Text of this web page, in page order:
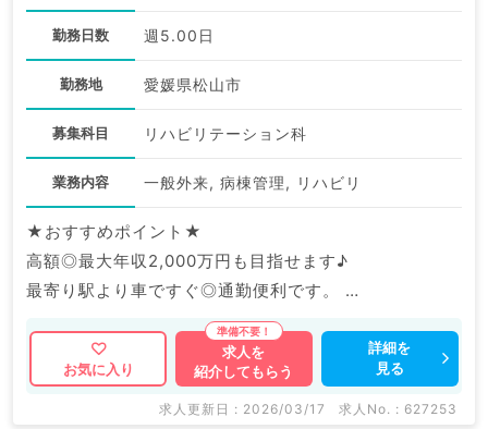
勤務日数 週5.00日
勤務地 愛媛県松山市
募集科目 リハビリテーション科
業務内容 一般外来, 病棟管理, リハビリ
★おすすめポイント★
高額◎最大年収2,000万円も目指せます♪
最寄り駅より車ですぐ◎通勤便利です。
マイナビDOCTORでは病院やクリニックなどの医療機
関求人はもちろんのこと、
掲載情報以外にも産業医等の企業系求人も多数扱ってい
お気に入り
求人を
紹介してもらう
詳細を
見る
求人更新日 : 2026/03/17 求人No. : 627253